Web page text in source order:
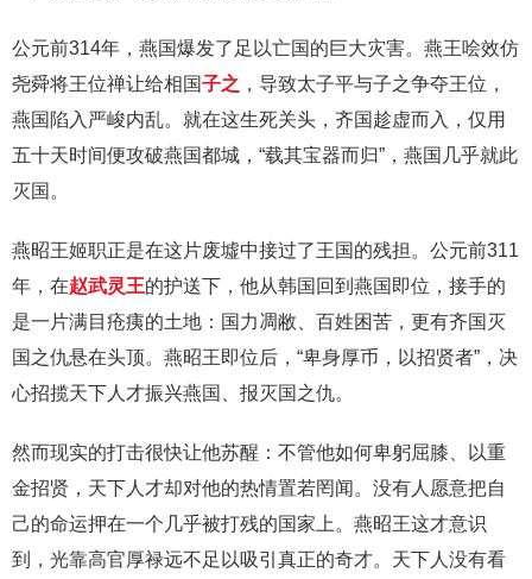
公元前314年，燕国爆发了足以亡国的巨大灾害。燕王哙效仿
尧舜将王位禅让给相国子之 ，导致太子平与子之争夺王位，
燕国陷入严峻内乱。就在这生死关头，齐国趁虚而入，仅用
五十天时间便攻破燕国都城，“载其宝器而归”，燕国几乎就此
灭国。
燕昭王姬职正是在这片废墟中接过了王国的残担。公元前311
年，在赵武灵王的护送下，他从韩国回到燕国即位，接手的
是一片满目疮痍的土地：国力凋敝、百姓困苦，更有齐国灭
国之仇悬在头顶。燕昭王即位后，“卑身厚币，以招贤者”，决
心招揽天下人才振兴燕国、报灭国之仇。
然而现实的打击很快让他苏醒：不管他如何卑躬屈膝、以重
金招贤，天下人才却对他的热情置若罔闻。没有人愿意把自
己的命运押在一个几乎被打残的国家上。燕昭王这才意识
到，光靠高官厚禄远不足以吸引真正的奇才。天下人没有看